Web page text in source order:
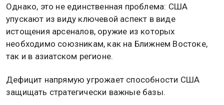
Однако, это не единственная проблема: США
упускают из виду ключевой аспект в виде
истощения арсеналов, оружие из которых
необходимо союзникам, как на Ближнем Востоке,
так и в азиатском регионе.
Дефицит напрямую угрожает способности США
защищать стратегически важные базы.